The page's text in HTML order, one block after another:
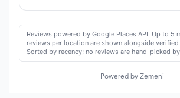
Reviews powered by Google Places API. Up to 5
reviews per location are shown alongside verified
Sorted by recency; no reviews are hand-picked
Powered by Zemeni